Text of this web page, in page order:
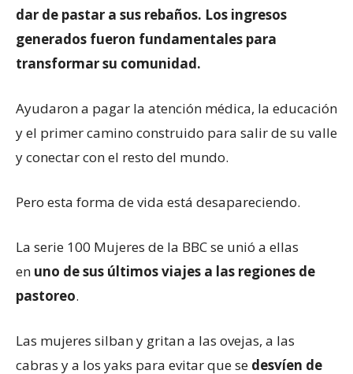
dar de pastar a sus rebaños. Los ingresos
generados fueron fundamentales para
transformar su comunidad.
Ayudaron a pagar la atención médica, la educación
y el primer camino construido para salir de su valle
y conectar con el resto del mundo.
Pero esta forma de vida está desapareciendo.
La serie 100 Mujeres de la BBC se unió a ellas
en uno de sus últimos viajes a las regiones de
pastoreo.
Las mujeres silban y gritan a las ovejas, a las
cabras y a los yaks para evitar que se desvíen de